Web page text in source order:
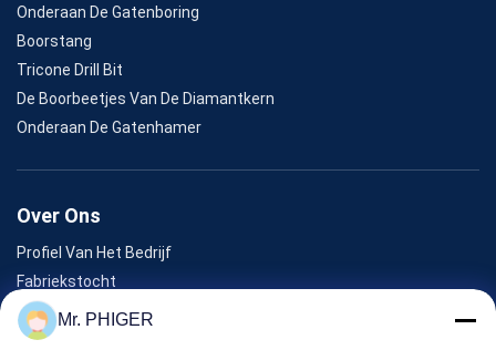
Onderaan De Gatenboring
Boorstang
Tricone Drill Bit
De Boorbeetjes Van De Diamantkern
Onderaan De Gatenhamer
Over Ons
Profiel Van Het Bedrijf
Fabriekstocht
Kwaliteitscontrole
Sitemap
Mr. PHIGER